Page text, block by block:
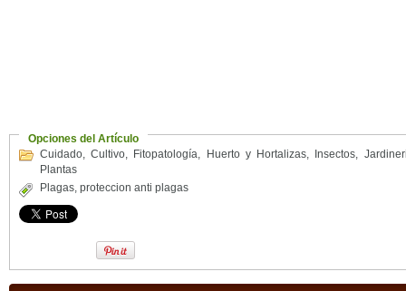
Opciones del Artículo
Cuidado,Cultivo, Fitopatología, Huerto y Hortalizas, Insectos,
Plantas
Plagas, proteccion anti plagas